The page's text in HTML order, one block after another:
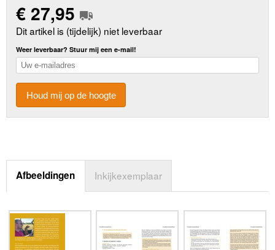
€ 27,95
Dit artikel is (tijdelijk) niet leverbaar
Weer leverbaar? Stuur mij een e-mail!
Houd mij op de hoogte
Afbeeldingen Inkijkexemplaar